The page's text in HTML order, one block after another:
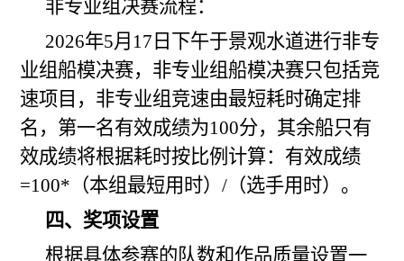
非专业组决赛流程：
2026年5月 17 日 下午于景观水道进行非专
业组船模决赛，非专业组船模决赛只包括竞
速项目，非专业组竞速由最短耗时确定排
名， 第一名有效成绩为100分，其余船只有
效成绩将根据耗时按比例计算：有效成绩
=100*（本组最短用时）/（选手用时）。
四、奖项设置
根据具体参赛的队数和作品质量设置一